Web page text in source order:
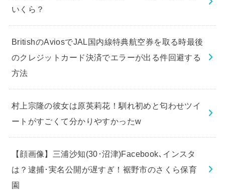
いくら？
BritishのAviosでJAL国内線特典航空券を取る時最後
のクレジットカード決済でエラーが出る件回避する
方法
村上宗隆の彼女は原英莉花！馴れ初めと匂わせツイ
ートがすごくて分かりやすかったw
【顔画像】三浦沙知(30･沼津)Facebook､インスタ
は？逮捕･実名公開が遅すぎ！裾野市のさくら保育
園